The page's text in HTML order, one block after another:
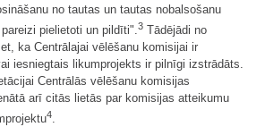
no tautas un tautas nobalsošanu
pielietoti un pildīti". 3 Tādējādi no
ka Centrālajai vēlēšanu komisijai ir
iesniegtais likumprojekts ir pilnīgi izstrādāts.
Centrālās vēlēšanu komisijas
arī citās lietās par komisijas atteikumu
4.